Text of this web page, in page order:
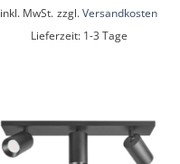
inkl. MwSt. zzgl. Versandkosten
Lieferzeit: 1-3 Tage